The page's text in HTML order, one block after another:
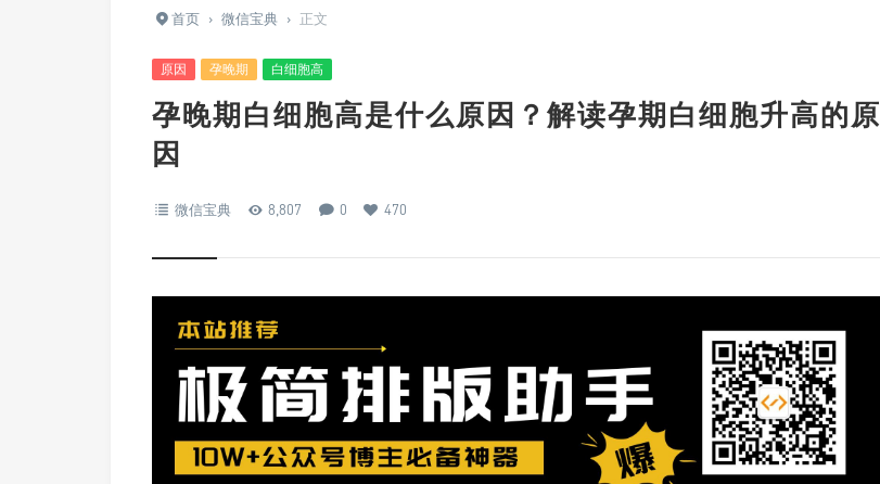
首页 › 微信宝典 › 正文
原因 孕晚期 白细胞高
孕晚期白细胞高是什么原因？解读孕期白细胞升高的原
因
微信宝典 8,807 0 470